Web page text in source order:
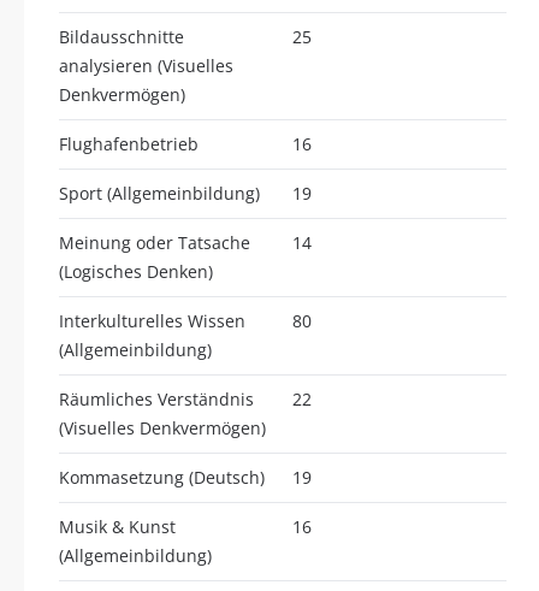
Bildausschnitte
analysieren (Visuelles
Denkvermögen)
25
Flughafenbetrieb 16
Sport (Allgemeinbildung) 19
Meinung oder Tatsache
(Logisches Denken)
14
Interkulturelles Wissen
(Allgemeinbildung)
80
Räumliches Verständnis
(Visuelles Denkvermögen)
22
Kommasetzung (Deutsch) 19
Musik & Kunst
(Allgemeinbildung)
16